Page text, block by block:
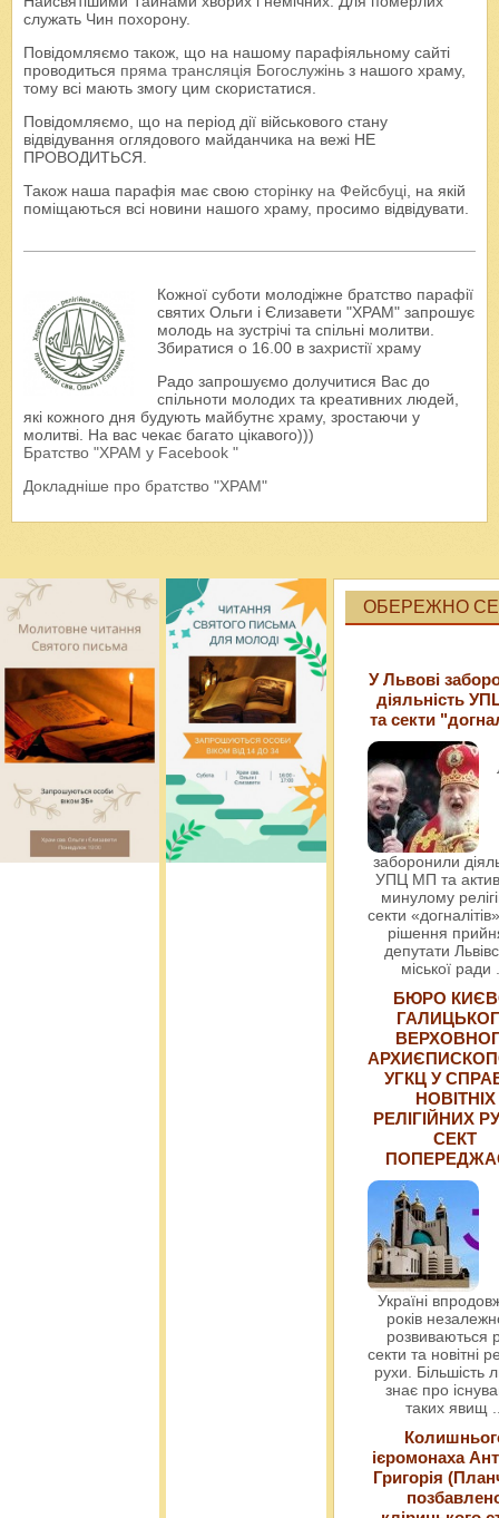
служать Чин похорону.
Повідомляємо також, що на нашому парафіяльному сайті
проводиться пряма трансляція Богослужінь з нашого храму,
тому всі мають змогу цим скористатися.
Повідомляємо, що на період дії військового стану
відвідування оглядового майданчика на вежі НЕ
ПРОВОДИТЬСЯ.
Також наша парафія має свою сторінку на Фейсбуці, на якій
поміщаються всі новини нашого храму, просимо відвідувати.
Кожної суботи молодіжне братство парафії
святих Ольги і Єлизавети "ХРАМ" запрошує
молодь на зустрічі та спільні молитви.
Збиратися о 16.00 в захристії храму
Радо запрошуємо долучитися Вас до
спільноти молодих та креативних людей,
які кожного дня будують майбутнє храму, зростаючи у
молитві. На вас чекає багато цікавого)))
Братство "ХРАМ у Facebook "
Докладніше про братство "ХРАМ"
ОБЕРЕЖНО
У Львові
діяльність
та секти
заборонили
УПЦ МП та
минулому
секти
рішення
депутати
міської ради
БЮРО
УГКЦ У
НОВІТНІХ
РЕЛІГІЙНИХ
СЕКТ
Україні
років
розвиваються
секти та новітні
рухи. Більшість
знає про
таких явищ
ієромонаха
Григорія